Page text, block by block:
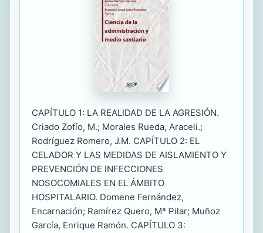
CAPÍTULO 1: LA REALIDAD DE LA AGRESIÓN.
Criado Zofío, M.; Morales Rueda, Araceli.;
Rodríguez Romero, J.M. CAPÍTULO 2: EL
CELADOR Y LAS MEDIDAS DE AISLAMIENTO Y
PREVENCIÓN DE INFECCIONES
NOSOCOMIALES EN EL ÁMBITO
HOSPITALARIO. Domene Fernández,
Encarnación; Ramírez Quero, Mª Pilar; Muñoz
García, Enrique Ramón. CAPÍTULO 3: